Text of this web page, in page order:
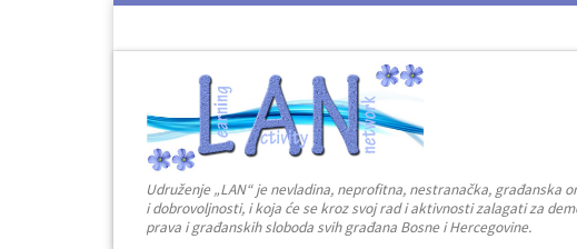
Udruženje „LAN“ je nevladina, neprofitna, nestranačka,
i dobrovoljnosti, i koja će se kroz svoj rad i aktivnosti zalagati za
prava i građanskih sloboda svih građana Bosne i Hercegovine.